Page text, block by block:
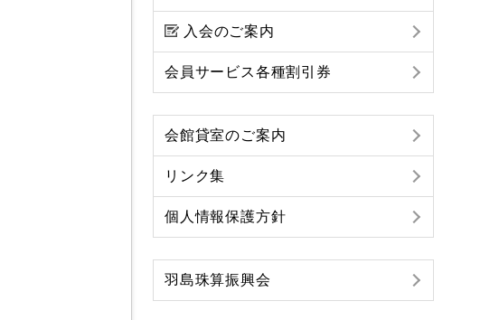
入会のご案内
会員サービス各種割引券
会館貸室のご案内
リンク集
個人情報保護方針
羽島珠算振興会